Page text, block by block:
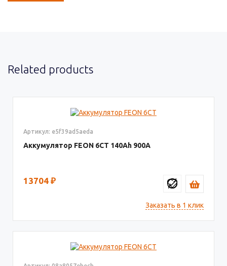
Related products
Артикул: e5f39ad5aeda
Аккумулятор FEON 6СТ 140 900
13704 ₽
Заказать в 1 клик